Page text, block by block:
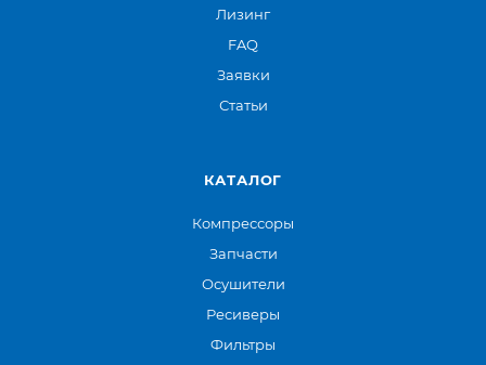
Лизинг
FAQ
Заявки
Статьи
КАТАЛОГ
Компрессоры
Запчасти
Осушители
Ресиверы
Фильтры